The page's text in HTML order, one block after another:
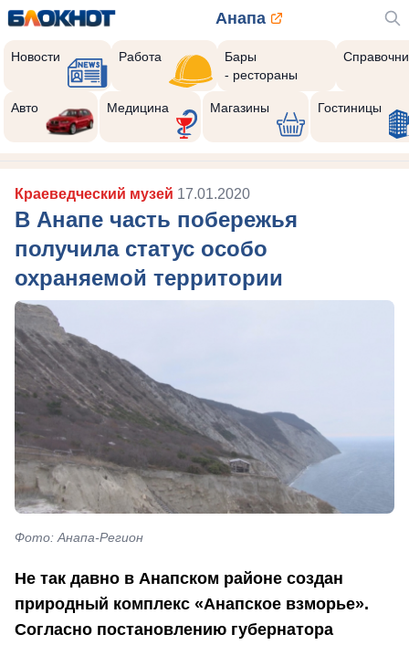
Анапа
Новости Работа
Бары
- рестораны
Авто Медицина Магазины Гостиницы
Краеведческий музей 17.01.2020
В Анапе часть побережья
получила статус особо
охраняемой территории
Фото: Анапа-Регион
Не так давно в Анапском районе создан
природный комплекс «Анапское взморье».
Согласно постановлению губернатора